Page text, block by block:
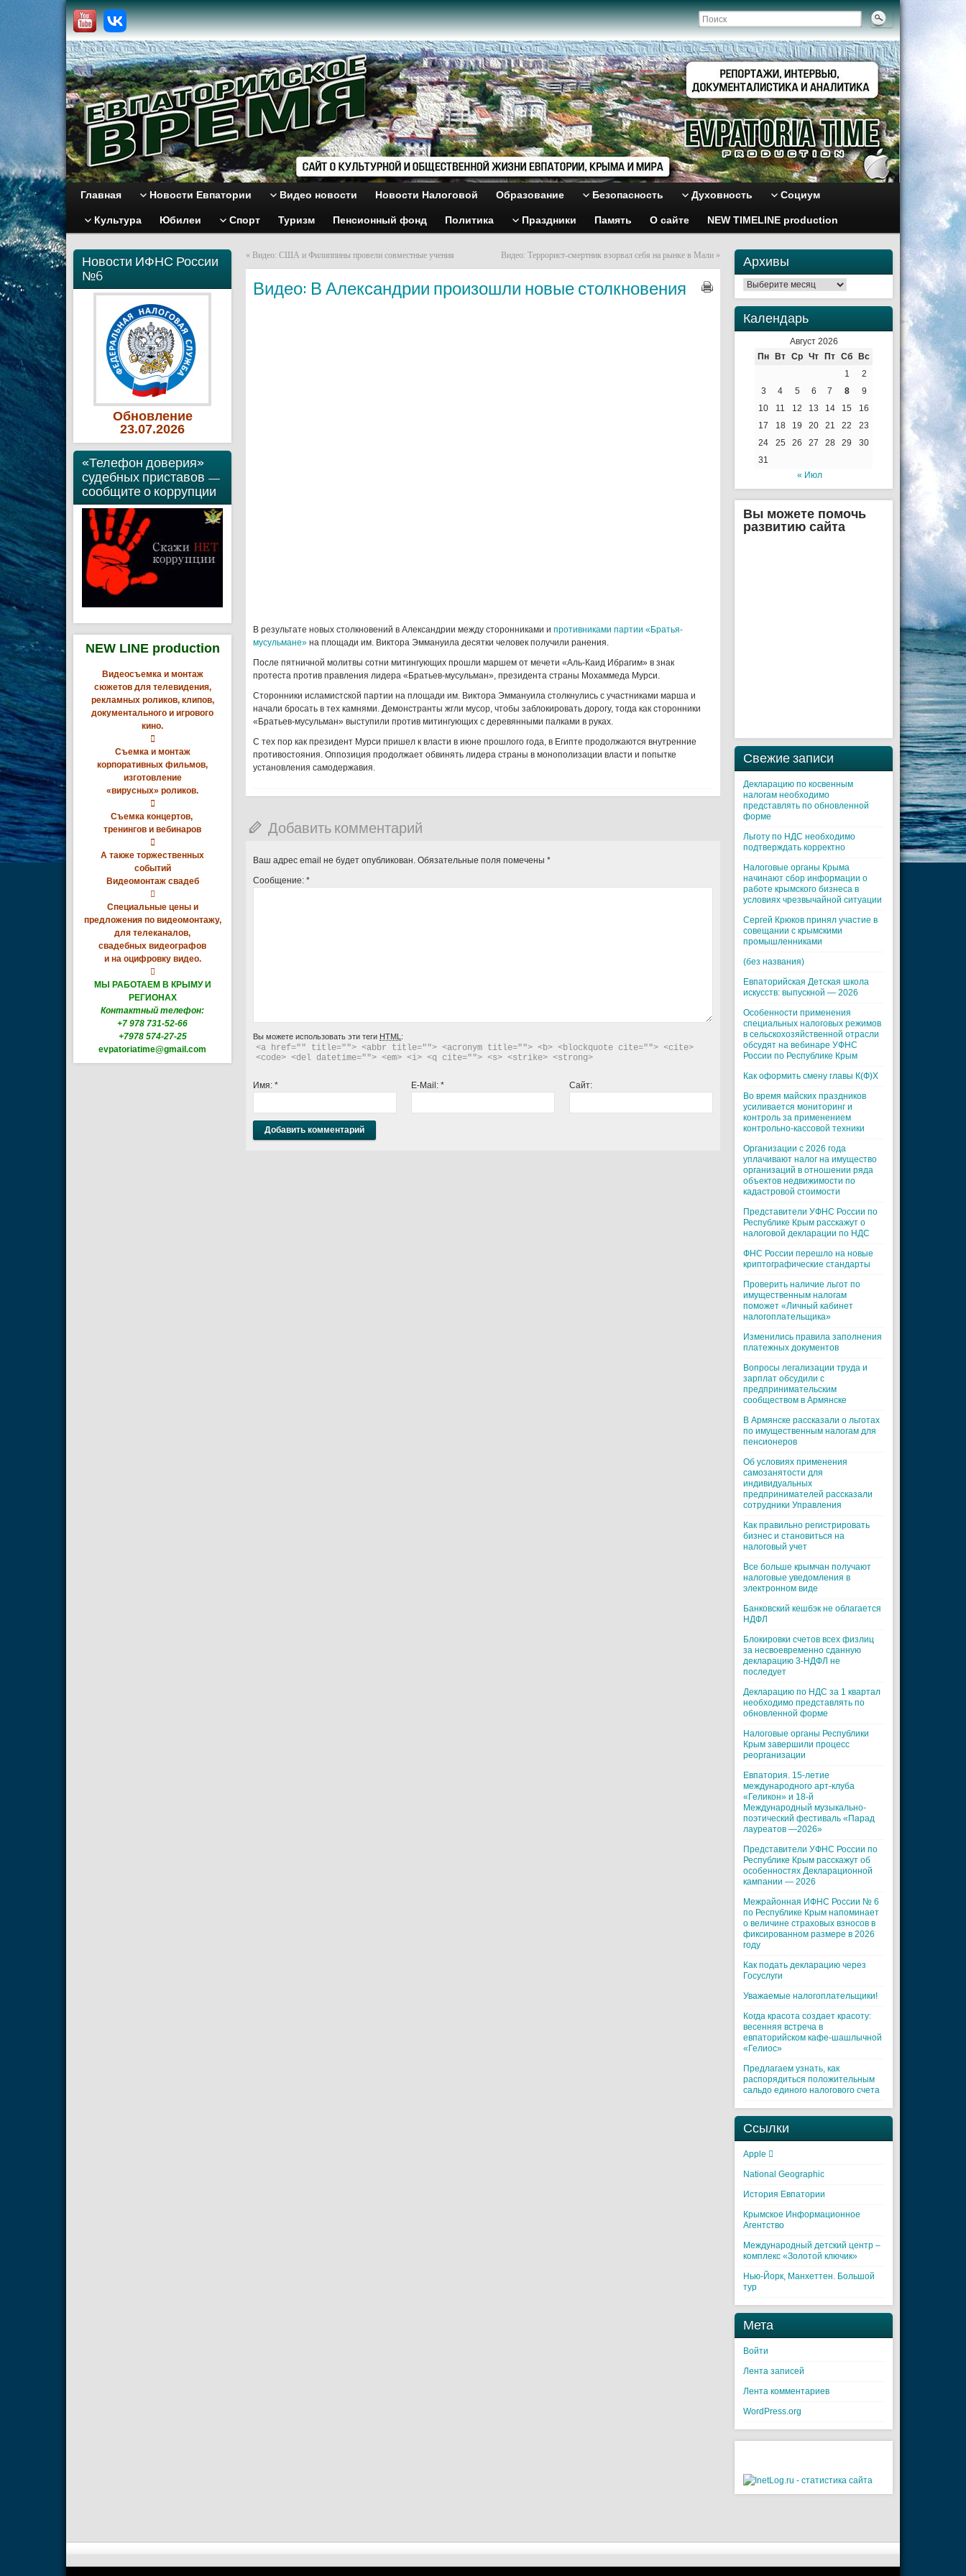
Главная Новости Евпатории Видео новости Новости Налоговой Образование Безопасность Духовность Социум
Культура Юбилеи Спорт Туризм Пенсионный фонд Политика Праздники Память О сайте NEW TIMELINE production
Новости ИФНС России
№6
Обновление
23.07.2026
«Телефон доверия»
судебных приставов —
сообщите о коррупции
NEW LINE production
Видеосъемка и монтаж
сюжетов для телевидения,
рекламных роликов, клипов,
документального и игрового
кино.

Съемка и монтаж
корпоративных фильмов,
изготовление
«вирусных» роликов.

Съемка концертов,
тренингов и вебинаров

А также торжественных
событий
Видеомонтаж свадеб

Специальные цены и
предложения по видеомонтажу,
для телеканалов,
свадебных видеографов
и на оцифровку видео.

МЫ РАБОТАЕМ В КРЫМУ И
РЕГИОНАХ
Контактный телефон:
+7 978 731-52-66
+7978 574-27-25
evpatoriatime@gmail.com
« Видео: США и Филиппины провели совместные учения Видео: Террорист-смертник взорвал себя на рынке в Мали »
Видео: В Александрии произошли новые столкновения
В результате новых столкновений в Александрии между сторонниками и противниками партии «Братья-
мусульмане» на площади им. Виктора Эммануила десятки человек получили ранения.
После пятничной молитвы сотни митингующих прошли маршем от мечети «Аль-Каид Ибрагим» в знак
протеста против правления лидера «Братьев-мусульман», президента страны Мохаммеда Мурси.
Сторонники исламистской партии на площади им. Виктора Эммануила столкнулись с участниками марша и
начали бросать в тех камнями. Демонстранты жгли мусор, чтобы заблокировать дорогу, тогда как сторонники
«Братьев-мусульман» выступили против митингующих с деревянными палками в руках.
С тех пор как президент Мурси пришел к власти в июне прошлого года, в Египте продолжаются внутренние
противостояния. Оппозиция продолжает обвинять лидера страны в монополизации власти и попытке
установления самодержавия.
Добавить комментарий
Ваш адрес email не будет опубликован. Обязательные поля помечены *
Сообщение: *
Вы можете использовать эти теги HTML :
<a href="" title=""> <abbr title=""> <acronym title=""> <b> <blockquote cite=""> <cite>
<code> <del datetime=""> <em> <i> <q cite=""> <s> <strike> <strong>
Имя: * E-Mail: * Сайт:
Архивы
Архивы
Календарь
Август 2026
Пн
Вт Ср Чт Пт Сб
Вс
1
2
3
4 5 6 7 8
9
10
11 12 13 14 15
16
17
18 19 20 21 22
23
24
25 26 27 28 29
30
31
« Июл
Вы можете помочь
развитию сайта
Свежие записи
Декларацию по косвенным
налогам необходимо
представлять по обновленной
форме
Льготу по НДС необходимо
подтверждать корректно
Налоговые органы Крыма
начинают сбор информации о
работе крымского бизнеса в
условиях чрезвычайной ситуации
Cергей Крюков принял участие в
совещании с крымскими
промышленниками
(без названия)
Евпаторийская Детская школа
искусств: выпускной — 2026
Особенности применения
специальных налоговых режимов
в сельскохозяйственной отрасли
обсудят на вебинаре УФНС
России по Республике Крым
Как оформить смену главы К(Ф)Х
Во время майских праздников
усиливается мониторинг и
контроль за применением
контрольно-кассовой техники
Организации с 2026 года
уплачивают налог на имущество
организаций в отношении ряда
объектов недвижимости по
кадастровой стоимости
Представители УФНС России по
Республике Крым расскажут о
налоговой декларации по НДС
ФНС России перешло на новые
криптографические стандарты
Проверить наличие льгот по
имущественным налогам
поможет «Личный кабинет
налогоплательщика»
Изменились правила заполнения
платежных документов
Вопросы легализации труда и
зарплат обсудили с
предпринимательским
сообществом в Армянске
В Армянске рассказали о льготах
по имущественным налогам для
пенсионеров
Об условиях применения
самозанятости для
индивидуальных
предпринимателей рассказали
сотрудники Управления
Как правильно регистрировать
бизнес и становиться на
налоговый учет
Все больше крымчан получают
налоговые уведомления в
электронном виде
Банковский кешбэк не облагается
НДФЛ
Блокировки счетов всех физлиц
за несвоевременно сданную
декларацию 3-НДФЛ не
последует
Декларацию по НДС за 1 квартал
необходимо представлять по
обновленной форме
Налоговые органы Республики
Крым завершили процесс
реорганизации
Евпатория. 15-летие
международного арт-клуба
«Геликон» и 18-й
Международный музыкально-
поэтический фестиваль «Парад
лауреатов —2026»
Представители УФНС России по
Республике Крым расскажут об
особенностях Декларационной
кампании — 2026
Межрайонная ИФНС России № 6
по Республике Крым напоминает
о величине страховых взносов в
фиксированном размере в 2026
году
Как подать декларацию через
Госуслуги
Уважаемые налогоплательщики!
Когда красота создает красоту:
весенняя встреча в
евпаторийском кафе-шашлычной
«Гелиос»
Предлагаем узнать, как
распорядиться положительным
сальдо единого налогового счета
Ссылки
Apple 
National Geographic
История Евпатории
Крымское Информационное
Агентство
Международный детский центр –
комплекс «Золотой ключик»
Нью-Йорк, Манхеттен. Большой
тур
Мета
Войти
Лента записей
Лента комментариев
WordPress.org